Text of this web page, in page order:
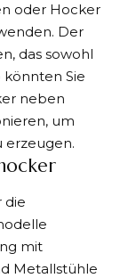
oder Hocker
Der
das sowohl
könnten Sie
neben
um
erzeugen.
die
mit
Metallstühle